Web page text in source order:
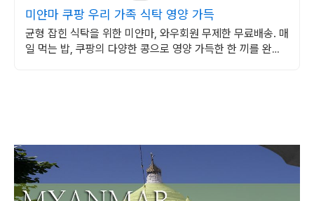
미얀마 쿠팡 우리 가족 식탁 영양 가득
균형 잡힌 식탁을 위한 미얀마, 와우회원 무제한 무료배송. 매
일 먹는 밥, 쿠팡의 다양한 콩으로 영양 가득한 한 끼를 완성